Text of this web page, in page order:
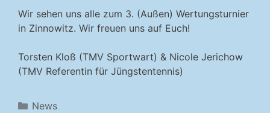
Wir sehen uns alle zum 3. (Außen) Wertungsturnier
in Zinnowitz. Wir freuen uns auf Euch!
Torsten Kloß (TMV Sportwart) & Nicole Jerichow
(TMV Referentin für Jüngstentennis)
Kategorien
News